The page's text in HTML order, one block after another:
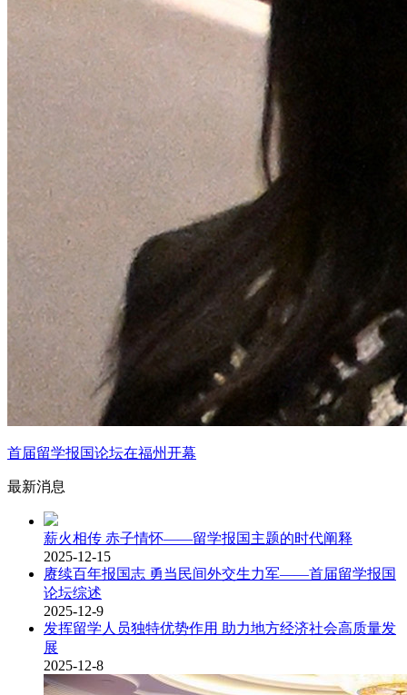
首届留学报国论坛在福州开幕
最新消息
薪火相传 赤子情怀——留学报国主题的时代阐释
2025-12-15
赓续百年报国志 勇当民间外交生力军——首届留学报国
论坛综述
2025-12-9
发挥留学人员独特优势作用 助力地方经济社会高质量发
展
2025-12-8